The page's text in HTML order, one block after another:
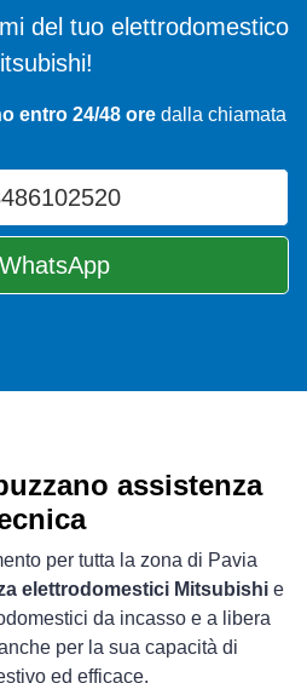
del tuo elettrodomestico
entro 24/48 ore dalla chiamata
WhatsApp
assistenza
per tutta la zona di Pavia
elettrodomestici Mitsubishi e
da incasso e a libera
per la sua capacità di
ed efficace.